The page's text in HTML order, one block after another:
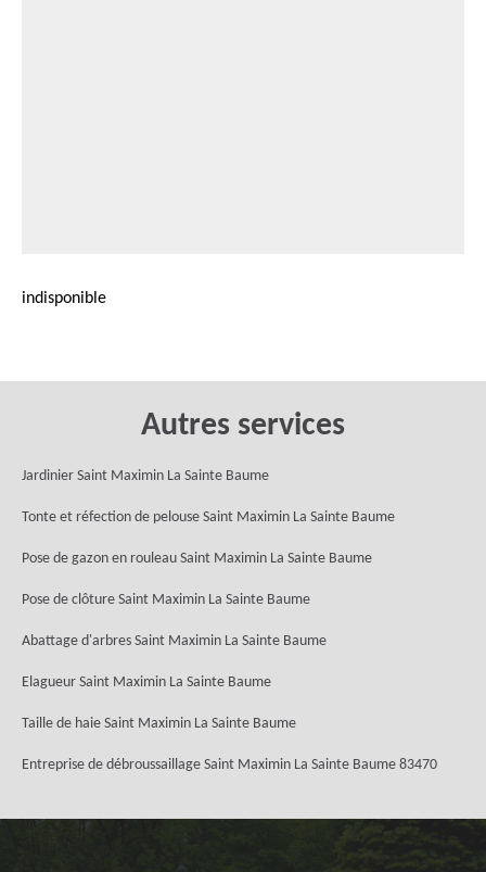
indisponible
Autres services
Jardinier Saint Maximin La Sainte Baume
Tonte et réfection de pelouse Saint Maximin La Sainte Baume
Pose de gazon en rouleau Saint Maximin La Sainte Baume
Pose de clôture Saint Maximin La Sainte Baume
Abattage d'arbres Saint Maximin La Sainte Baume
Elagueur Saint Maximin La Sainte Baume
Taille de haie Saint Maximin La Sainte Baume
Entreprise de débroussaillage Saint Maximin La Sainte Baume 83470